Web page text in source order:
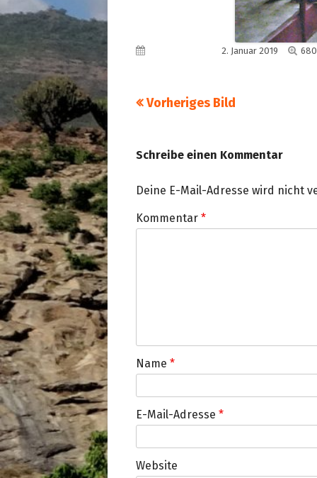
Veröffentlicht am2. Januar 2019
Vorheriges Bild
Schreibe einen Kommentar
Deine E-Mail-Adresse wird nicht
Kommentar *
Name *
E-Mail-Adresse *
Website